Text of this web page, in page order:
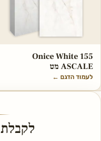
Onice White 155
ASCALE מט
לעמוד הדגם ←
לקבלת